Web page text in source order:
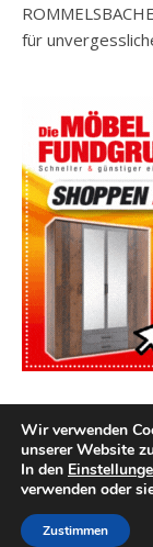
für
Ashe Theme
Wir verwenden
unserer Website
In den
verwenden oder
Zustimmen